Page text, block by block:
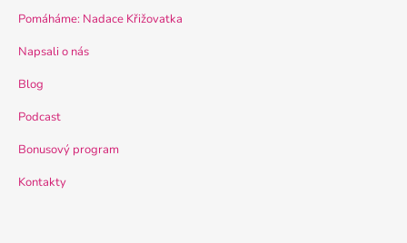
Pomáháme: Nadace Křižovatka
Napsali o nás
Blog
Podcast
Bonusový program
Kontakty